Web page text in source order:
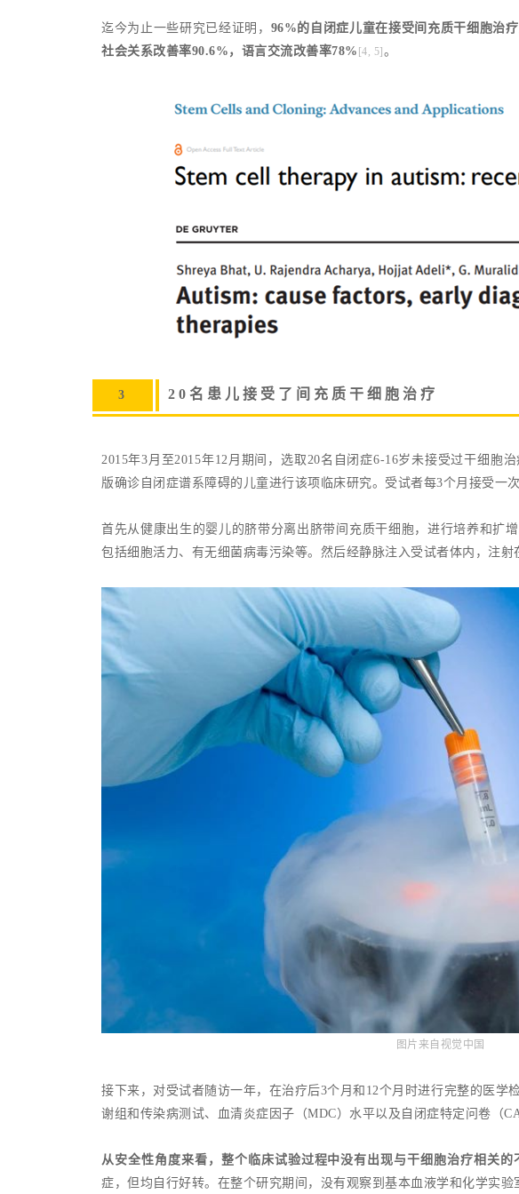
迄今为止一些研究已经证明， 96%的自闭症儿童在接受间充质干细胞治
社会关系改善率90.6%，语言交流改善率78% [4, 5] 。
3 20名患儿接受了间充质干细胞治疗
2015年3月至2015年12月期间，选取20名自闭症6-16岁未接受过干细胞
版确诊自闭症谱系障碍的儿童进行该项临床研究。受试者每3个月接受一
首先从健康出生的婴儿的脐带分离出脐带间充质干细胞，进行培养和扩
包括细胞活力、有无细菌病毒污染等。然后经静脉注入受试者体内，注射
图片来自视觉中国
接下来，对受试者随访一年，在治疗后3个月和12个月时进行完整的医学
谢组和传染病测试、血清炎症因子（MDC）水平以及自闭症特定问卷（
从安全性角度来看，整个临床试验过程中没有出现与干细胞治疗相关的
症，但均自行好转。在整个研究期间，没有观察到基本血液学和化学实验